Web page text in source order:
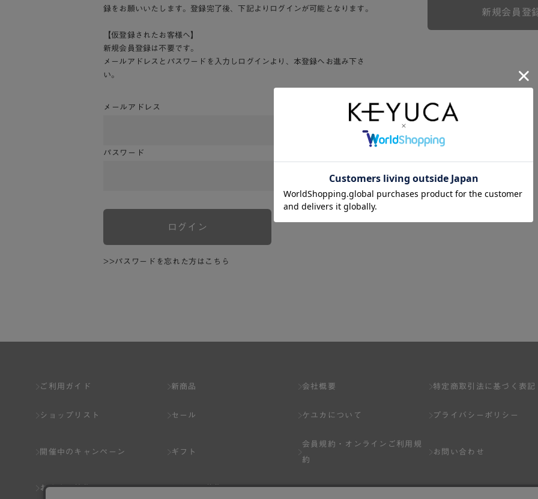
録をお願いいたします。登録完了後、下記よりログインが可能となります。
【仮登録されたお客様へ】
新規会員登録は不要です。
メールアドレスとパスワードを入力しログインより、本登録へお進み下さ
い。
メールアドレス
パスワード
ログイン
>>パスワードを忘れた方はこちら
新規会員登
ご利用ガイド
ショップリスト
開催中のキャンペーン
おすすめ特集
新商品
セール
ギフト
スタッフ募集
会社概要
ケユカについて
会員規約・
オンラインご利用規
約
Q&A
特定商取引法に基づく表記
プライバシーポリシー
お問い合わせ